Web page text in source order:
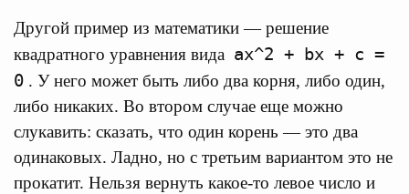
Другой пример из математики — решение
квадратного уравнения вида ax^2 + bx + c =
0 . У него может быть либо два корня, либо один,
либо никаких. Во втором случае еще можно
слукавить: сказать, что один корень — это два
одинаковых. Ладно, но с третьим вариантом это не
прокатит. Нельзя вернуть какое-то левое число и